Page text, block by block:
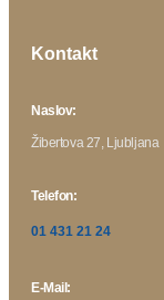
Kontakt
Naslov:
Žibertova 27, Ljubljana
Telefon:
01 431 21 24
E-Mail: